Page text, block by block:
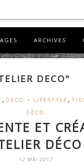
ARCHIVES
DECO"
, DECO + LIFESTYLE ,
DÉCO
ET
DÉCO
12 MAI 2017